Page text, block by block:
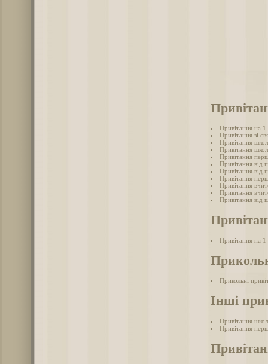
Привітання на 1
Привітання зі
Привітання
Привітання
Привітання
Привітання від
Привітання від
Привітання
Привітання
Привітання
Привітання від
Привітання на 1
Прикольні
Інші
Привітання
Привітання